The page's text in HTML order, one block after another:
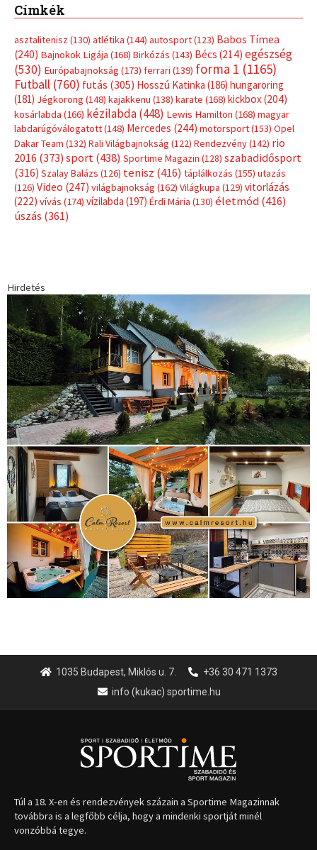
Címkék
asztalitenisz (130) atlétika (144) autosport(123) Babos Tímea
(240) Bajnokok Ligája (168) Birkózás (143) Bécs (214) egészség
(530) Európabajnokság (173) ferrari (139) forma 1 (1165)
Futball (760) futás (305) Hosszú Katinka (186) hungaroring
(181) Jégkorong (148) kajakkenu (138) karate (168) kickbox(204)
kosárlabda (166) kézilabda(448) Lewis Hamilton (168) magyar
labdarúgóválogatott(148) Mercedes (244) motorsport(153) Opel
Dakar Team (132) Rali Világbajnokság (122) Rendezvény(142) rio
2016 (373) sport(438) Sportime Magazin (128) szabadidősport
(316) Szalay Balázs (126) tenisz (416) táplálkozás (155) utazás
(126) Video (247) világbajnokság (162) Világkupa (129) vitorlázás
(222) vívás (174) vízilabda (197) Érdi Mária (130) életmód(416)
úszás (361)
Hirdetés
1035 Budapest, Miklós u. 7.
+36 30 471 1373
info (kukac) sportime.hu
Túl a 18. X-en és rendezvények százain a Sportime Magazinnak
továbbra is a legfőbb célja, hogy a mindenki sportját minél
vonzóbbá tegye.